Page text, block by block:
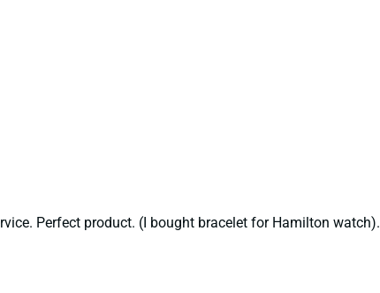
Perfect product. (I bought bracelet for Hamilton watch).